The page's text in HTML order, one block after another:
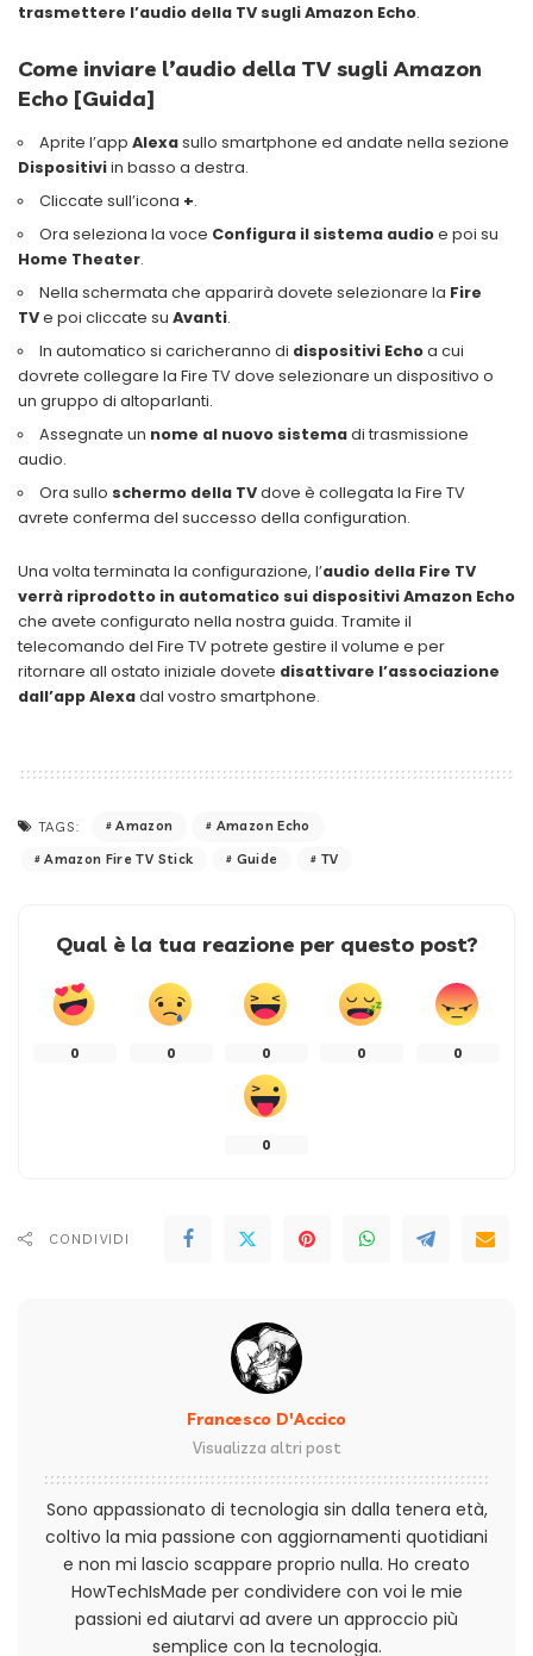
trasmettere l’audio della TV sugli Amazon Echo.
Come inviare l’audio della TV sugli Amazon
Echo [Guida]
Aprite l’app Alexasullo smartphone ed andate nella sezione
Dispositiviin basso a destra.
Cliccate sull’icona +.
Ora seleziona la voce Configura il sistema audioe poi su
Home Theater.
Nella schermata che apparirà dovete selezionare la Fire
TVe poi cliccate su Avanti.
In automatico si caricheranno di dispositivi Echoa cui
dovrete collegare la Fire TV dove selezionare un dispositivo o
un gruppo di altoparlanti.
Assegnate un nome al nuovo sistemadi trasmissione
audio.
Ora sullo schermo della TVdove è collegata la Fire TV
avrete conferma del successo della configuration.
Una volta terminata la configurazione, l’audio della Fire TV
verrà riprodotto in automatico sui dispositivi Amazon Echo
che avete configurato nella nostra guida. Tramite il
telecomando del Fire TV potrete gestire il volume e per
ritornare all ostato iniziale dovete disattivare l’associazione
dall’app Alexadal vostro smartphone.
TAGS: Amazon
Amazon Echo
Amazon Fire TV Stick
Guide TV
Qual è la tua reazione per questo post?
0 0 0 0 0
0
CONDIVIDI
Francesco D'Accico
Visualizza altri post
Sono appassionato di tecnologia sin dalla tenera età,
coltivo la mia passione con aggiornamenti quotidiani
e non mi lascio scappare proprio nulla. Ho creato
HowTechIsMade per condividere con voi le mie
passioni ed aiutarvi ad avere un approccio più
semplice con la tecnologia.